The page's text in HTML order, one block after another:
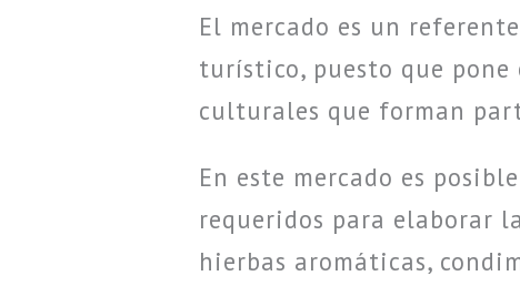
El mercado es un
turístico, puesto que
culturales que forman
En este mercado es
requeridos para elaborar
hierbas aromáticas,